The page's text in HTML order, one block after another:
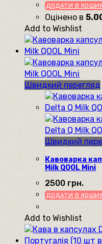
ДОДАТИ В
Оцінено в
Add to Wishlist
Швидкий перегляд
Швидкий
Кавоварка
Milk QOOL Mini
2500 грн.
ДОДАТИ В
Add to Wishlist